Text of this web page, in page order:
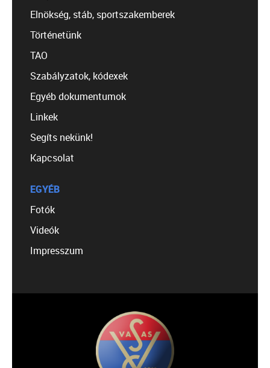
Elnökség, stáb, sportszakemberek
Történetünk
TAO
Szabályzatok, kódexek
Egyéb dokumentumok
Linkek
Segíts nekünk!
Kapcsolat
EGYÉB
Fotók
Videók
Impresszum